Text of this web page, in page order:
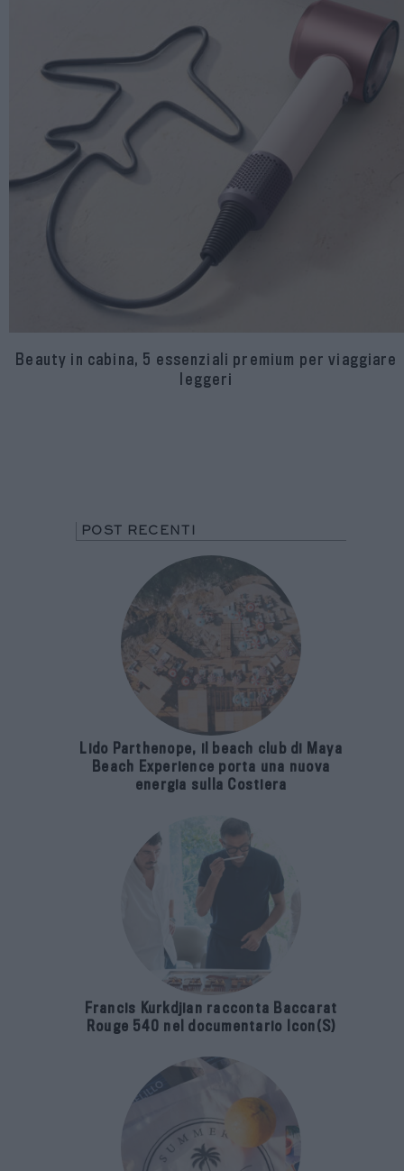
Beauty in cabina, 5 essenziali premium per viaggiare
leggeri
POST RECENTI
Lido Parthenope, il beach club di Maya
Beach Experience porta una nuova
energia sulla Costiera
Francis Kurkdjian racconta Baccarat
Rouge 540 nel documentario Icon(S)